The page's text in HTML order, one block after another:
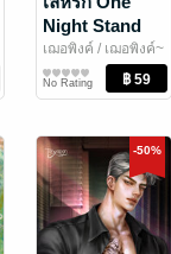
Night Stand
เฌอพิงค์ / เฌอพิงค์~
นิยายรัก
No Rating
-50%